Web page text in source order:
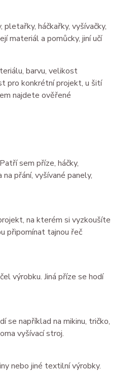
háčkařky, vyšívačky,
materiál a pomůcky, jiní učí
barvu, velikost
pro konkrétní projekt, u šití
najdete ověřené
sem příze, háčky,
přání, vyšívané panely,
na kterém si vyzkoušíte
připomínat tajnou řeč
výrobku. Jiná příze se hodí
například na mikinu, tričko,
vyšívací stroj.
nebo jiné textilní výrobky.